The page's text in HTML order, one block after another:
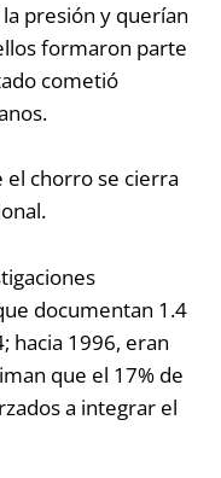
presión y querían
formaron parte
cometió
el chorro se cierra
documentan 1.4
hacia 1996, eran
que el 17% de
a integrar el